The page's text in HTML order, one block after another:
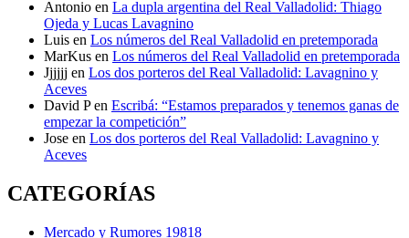
Antonio en La dupla argentina del Real Valladolid: Thiago
Ojeda y Lucas Lavagnino
Luis en Los números del Real Valladolid en pretemporada
MarKus en Los números del Real Valladolid en pretemporada
Jjjjjj en Los dos porteros del Real Valladolid: Lavagnino y
Aceves
David P en Escribá: “Estamos preparados y tenemos ganas de
empezar la competición”
Jose en Los dos porteros del Real Valladolid: Lavagnino y
Aceves
CATEGORÍAS
Mercado y Rumores 19818